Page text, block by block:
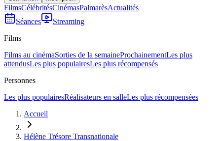
FilmsCélébritésCinémasPalmarèsActualités
Séances
Streaming
Films
Films au cinémaSorties de la semaineProchainementLes plus
attendusLes plus populairesLes plus récompensés
Personnes
Les plus populairesRéalisateurs en salleLes plus récompensées
Accueil
Hélène Trésore Transnationale